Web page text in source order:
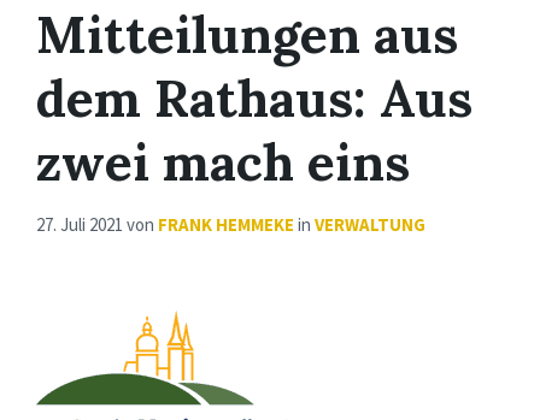
Mitteilungen aus
dem Rathaus: Aus
zwei mach eins
27. Juli 2021 von FRANK HEMMEKE in VERWALTUNG